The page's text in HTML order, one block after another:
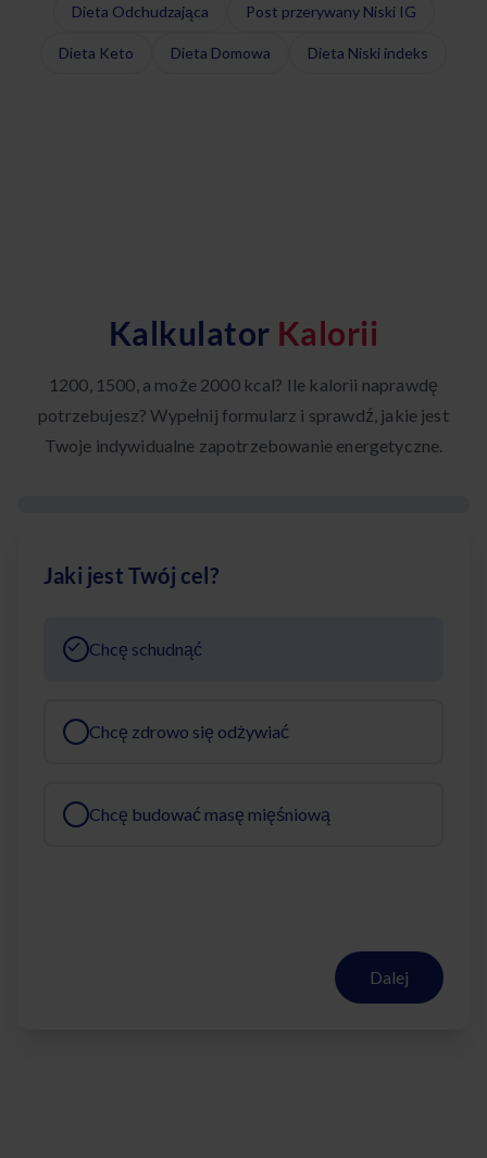
Dieta Odchudzająca Post przerywany Niski IG
Dieta Keto Dieta Domowa Dieta Niski indeks
Kalkulator Kalorii
1200, 1500, a może 2000 kcal? Ile kalorii naprawdę
potrzebujesz? Wypełnij formularz i sprawdź, jakie jest
Twoje indywidualne zapotrzebowanie energetyczne.
Jaki jest Twój cel?
Chcę schudnąć
Chcę zdrowo się odżywiać
Chcę budować masę mięśniową
Dalej